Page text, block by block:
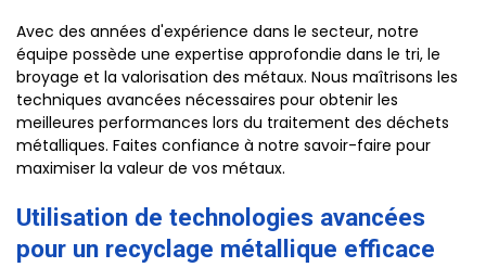
Avec des années d'expérience dans le secteur, notre
équipe possède une expertise approfondie dans le tri, le
broyage et la valorisation des métaux. Nous maîtrisons les
techniques avancées nécessaires pour obtenir les
meilleures performances lors du traitement des déchets
métalliques. Faites confiance à notre savoir-faire pour
maximiser la valeur de vos métaux.
Utilisation de technologies avancées
pour un recyclage métallique efficace